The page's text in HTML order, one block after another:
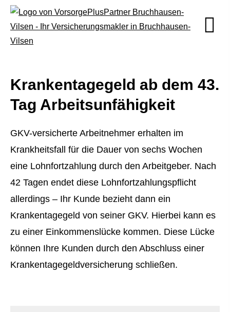
Krankentagegeld ab dem 43.
Tag Arbeitsunfähigkeit
GKV-versicherte Arbeitnehmer erhalten im
Krankheitsfall für die Dauer von sechs Wochen
eine Lohnfortzahlung durch den Arbeitgeber. Nach
42 Tagen endet diese Lohnfortzahlungspflicht
allerdings – Ihr Kunde bezieht dann ein
Krankentagegeld von seiner GKV. Hierbei kann es
zu einer Einkommenslücke kommen. Diese Lücke
können Ihre Kunden durch den Abschluss einer
Krankentagegeldversicherung schließen.